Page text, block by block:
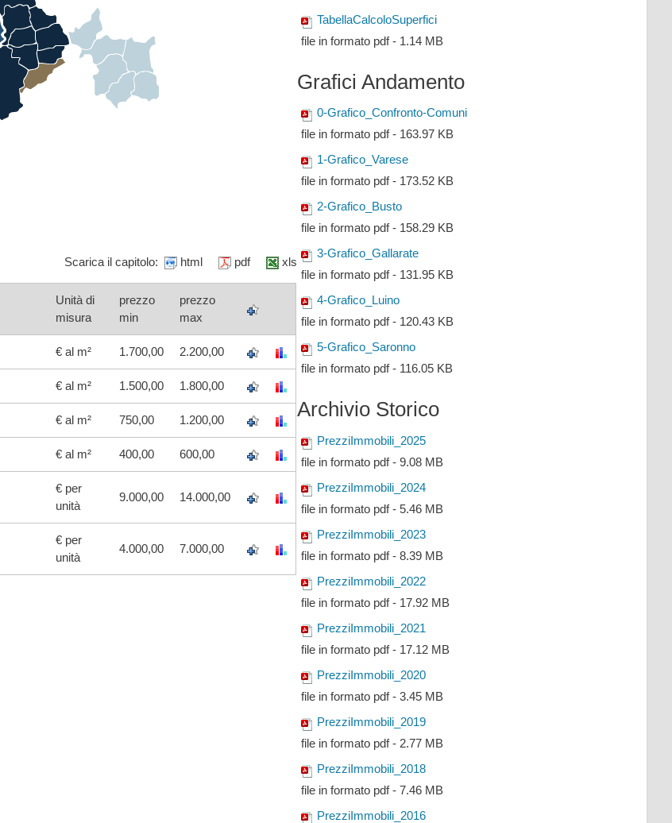
Scarica il capitolo: html pdf xls
Unità di
misura
prezzo
min
prezzo
max
€ al m² 1.700,00 2.200,00
€ al m² 1.500,00 1.800,00
€ al m² 750,00 1.200,00
€ al m² 400,00 600,00
€ per
unità
9.000,00 14.000,00
€ per
unità
4.000,00 7.000,00
TabellaCalcoloSuperfici
file in formato pdf - 1.14 MB
Grafici Andamento
0-Grafico_Confronto-Comuni
file in formato pdf - 163.97 KB
1-Grafico_Varese
file in formato pdf - 173.52 KB
2-Grafico_Busto
file in formato pdf - 158.29 KB
3-Grafico_Gallarate
file in formato pdf - 131.95 KB
4-Grafico_Luino
file in formato pdf - 120.43 KB
5-Grafico_Saronno
file in formato pdf - 116.05 KB
Archivio Storico
PrezziImmobili_2025
file in formato pdf - 9.08 MB
PrezziImmobili_2024
file in formato pdf - 5.46 MB
PrezziImmobili_2023
file in formato pdf - 8.39 MB
PrezziImmobili_2022
file in formato pdf - 17.92 MB
PrezziImmobili_2021
file in formato pdf - 17.12 MB
PrezziImmobili_2020
file in formato pdf - 3.45 MB
PrezziImmobili_2019
file in formato pdf - 2.77 MB
PrezziImmobili_2018
file in formato pdf - 7.46 MB
PrezziImmobili_2016